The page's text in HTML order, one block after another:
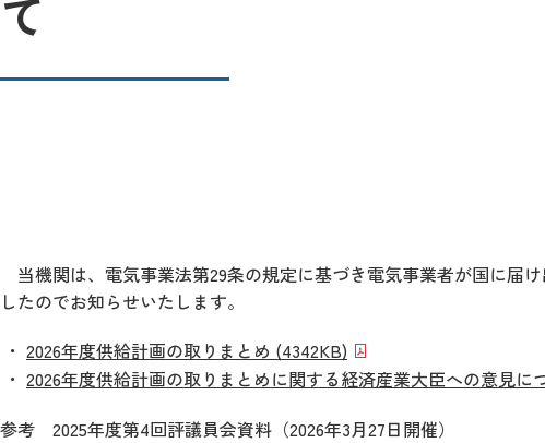
て
当機関は、電気事業法第29条の規定に基づき電気事業者が国に届
したのでお知らせいたします。
2026年度供給計画の取りまとめ (4342KB)
2026年度供給計画の取りまとめに関する経済産業大臣への意見に
参考 2025年度第4回評議員会資料（2026年3月27日開催）